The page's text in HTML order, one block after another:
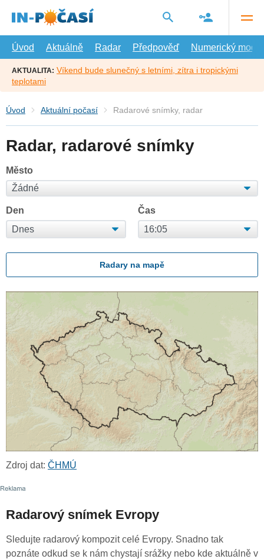
hlavní
Úvod
Aktuálně Radar Předpověď Numerický model
AKTUALITA: Víkend bude slunečný s letními, zítra i tropickými
teplotami
Úvod Aktuální počasí Radarové snímky, radar
Radar, radarové snímky
Město
Den Čas
Radary na mapě
Zdroj dat: ČHMÚ
Radarový snímek Evropy
Sledujte radarový kompozit celé Evropy. Snadno tak
poznáte odkud se k nám chystají srážky nebo kde aktuálně v